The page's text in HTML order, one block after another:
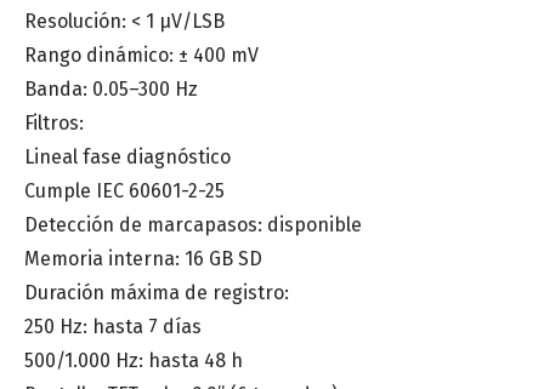
Resolución: < 1 µV/LSB
Rango dinámico: ± 400 mV
Banda: 0.05–300 Hz
Filtros:
Lineal fase diagnóstico
Cumple IEC 60601-2-25
Detección de marcapasos: disponible
Memoria interna: 16 GB SD
Duración máxima de registro:
250 Hz: hasta 7 días
500/1.000 Hz: hasta 48 h